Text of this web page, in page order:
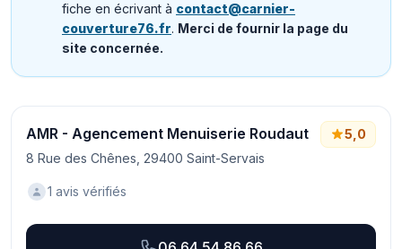
fiche en écrivant à contact@carnier-
couverture76.fr. Merci de fournir la page du
site concernée.
AMR - Agencement Menuiserie Roudaut
8 Rue des Chênes, 29400 Saint-Servais
5,0
1 avis vérifiés